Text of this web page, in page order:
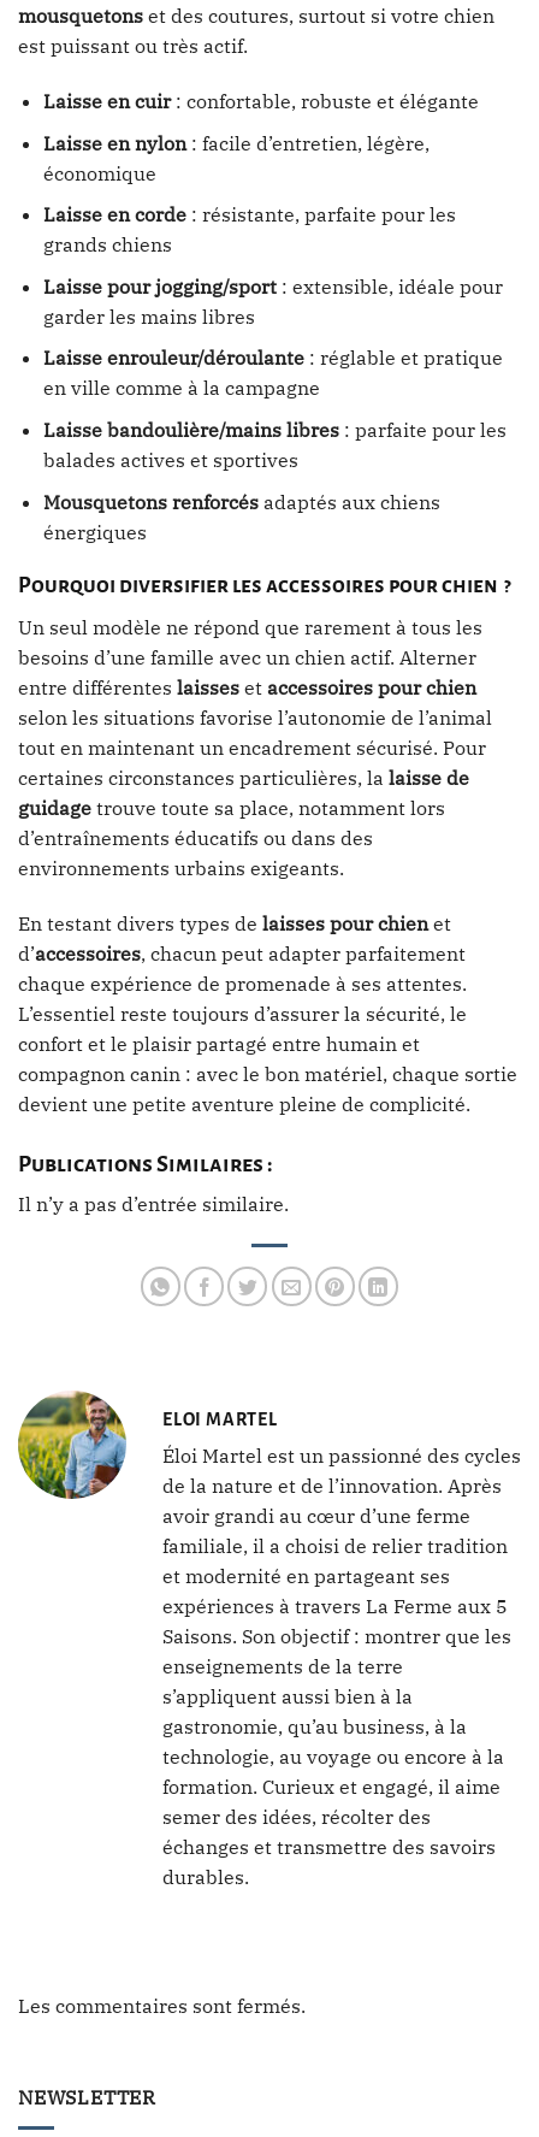
mousquetons et des coutures, surtout si votre chien
est puissant ou très actif.
Laisse en cuir: confortable, robuste et élégante
Laisse en nylon: facile d’entretien, légère,
économique
Laisse en corde: résistante, parfaite pour les
grands chiens
Laisse pour jogging/sport: extensible, idéale pour
garder les mains libres
Laisse enrouleur/déroulante: réglable et pratique
en ville comme à la campagne
Laisse bandoulière/mains libres: parfaite pour les
balades actives et sportives
Mousquetons renforcésadaptés aux chiens
énergiques
Pourquoi diversifier les accessoires pour chien ?
Un seul modèle ne répond que rarement à tous les
besoins d’une famille avec un chien actif. Alterner
entre différentes laisses et accessoires pour chien
selon les situations favorise l’autonomie de l’animal
tout en maintenant un encadrement sécurisé. Pour
certaines circonstances particulières, la laisse de
guidage trouve toute sa place, notamment lors
d’entraînements éducatifs ou dans des
environnements urbains exigeants.
En testant divers types de laisses pour chienet
d’accessoires, chacun peut adapter parfaitement
chaque expérience de promenade à ses attentes.
L’essentiel reste toujours d’assurer la sécurité, le
confort et le plaisir partagé entre humain et
compagnon canin : avec le bon matériel, chaque sortie
devient une petite aventure pleine de complicité.
Publications Similaires :
Il n’y a pas d’entrée similaire.
ELOI MARTEL
Éloi Martel est un passionné des cycles
de la nature et de l’innovation. Après
avoir grandi au cœur d’une ferme
familiale, il a choisi de relier tradition
et modernité en partageant ses
expériences à travers La Ferme aux 5
Saisons. Son objectif : montrer que les
enseignements de la terre
s’appliquent aussi bien à la
gastronomie, qu’au business, à la
technologie, au voyage ou encore à la
formation. Curieux et engagé, il aime
semer des idées, récolter des
échanges et transmettre des savoirs
durables.
Les commentaires sont fermés.
NEWSLETTER